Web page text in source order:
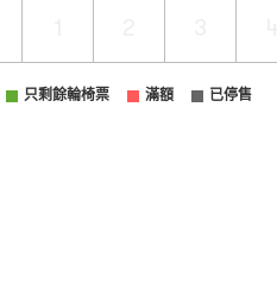
只剩餘輪椅票 滿額 已停售